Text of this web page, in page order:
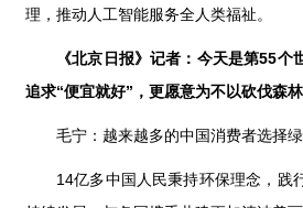
理，推动人工智能服务全人类福祉。
《北京日报》记者：今天是第55
追求“便宜就好”，更愿意为不以砍伐森
毛宁：越来越多的中国消费者选择
14亿多中国人民秉持环保理念，践